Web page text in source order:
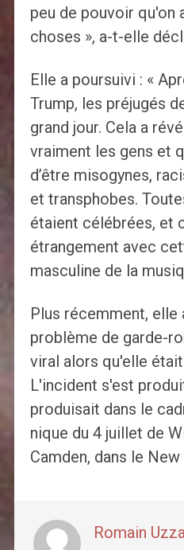
peu de pouvoir qu'on
choses », a-t-elle
Elle a poursuivi : «
Trump, les préjugés
grand jour. Cela a
vraiment les gens et
d’être misogynes,
et transphobes.
étaient célébrées, et
étrangement avec
masculine de la
Plus récemment, elle
problème de garde-
viral alors qu'elle
L'incident s'est
produisait dans le
nique du 4 juillet de
Camden, dans le
Romain